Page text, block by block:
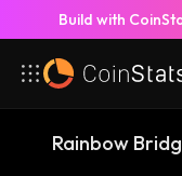
Build with
Rainbow